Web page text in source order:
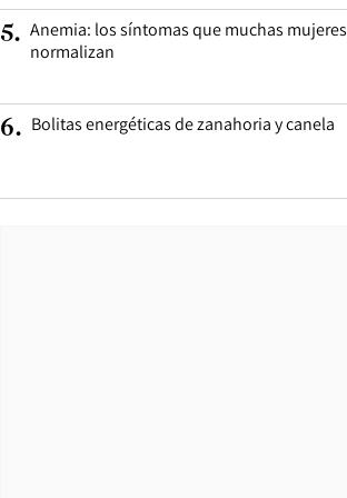
5. Anemia: los síntomas que muchas mujeres
normalizan
6. Bolitas energéticas de zanahoria y canela